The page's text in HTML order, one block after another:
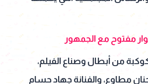
مفتوح مع الجمهور
من أبطال وصناع الفيلم،
مطاوع، والفنانة جهاد حسام